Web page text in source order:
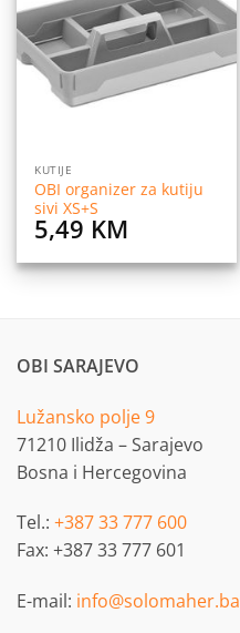
listu
želja
KUTIJE
OBI organizer za kutiju
sivi XS+S
5,49 KM
OBI SARAJEVO
Lužansko polje 9
71210 Ilidža – Sarajevo
Bosna i Hercegovina
Tel.: +387 33 777 600
Fax: +387 33 777 601
E-mail: info@solomaher.ba